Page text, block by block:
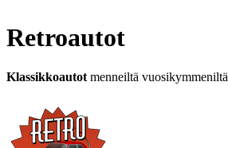
Retroautot
Klassikkoautot menneiltä vuosikymmeniltä